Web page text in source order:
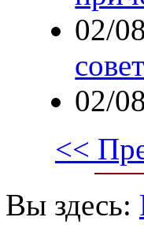
02/
02/
<<
Вы здесь: